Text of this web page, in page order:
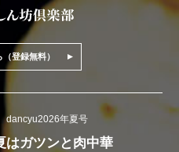
登録無料）
dancyu2026年夏号
はガツンと肉中華